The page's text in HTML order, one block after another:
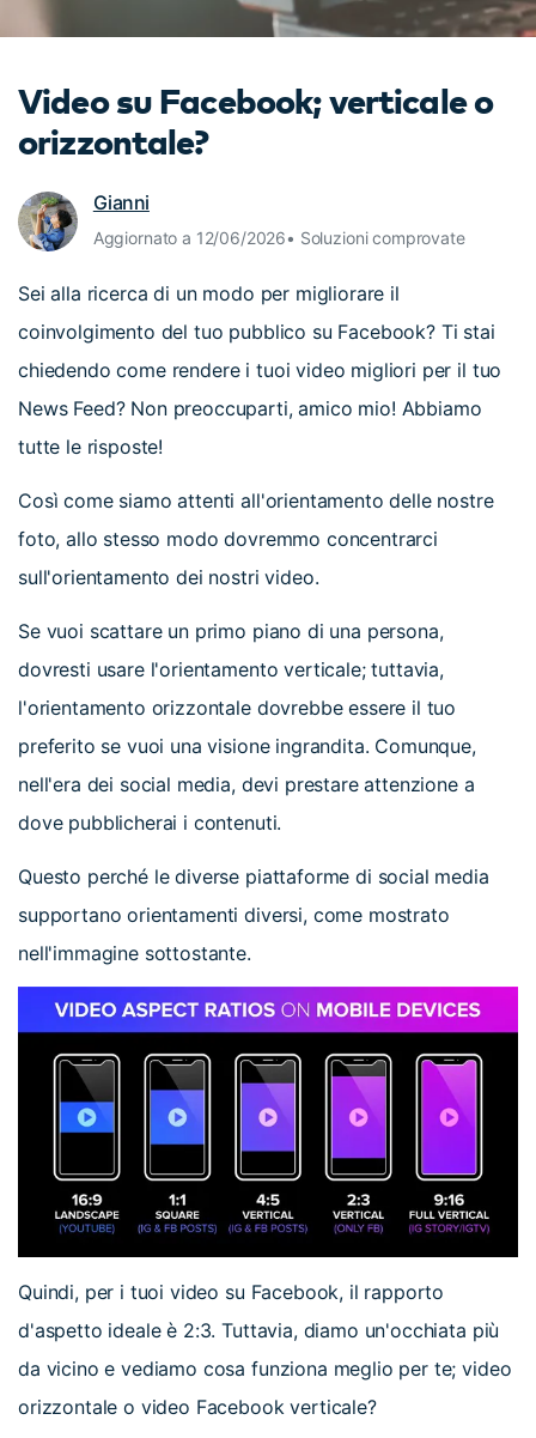
Tip per YouTube
Apprendimento
Video su Facebook; verticale o
orizzontale?
Gianni
Aggiornato a 12/06/2026• Soluzioni comprovate
Sei alla ricerca di un modo per migliorare il
coinvolgimento del tuo pubblico su Facebook? Ti stai
chiedendo come rendere i tuoi video migliori per il tuo
News Feed? Non preoccuparti, amico mio! Abbiamo
tutte le risposte!
Così come siamo attenti all'orientamento delle nostre
foto, allo stesso modo dovremmo concentrarci
sull'orientamento dei nostri video.
Se vuoi scattare un primo piano di una persona,
dovresti usare l'orientamento verticale; tuttavia,
l'orientamento orizzontale dovrebbe essere il tuo
preferito se vuoi una visione ingrandita. Comunque,
nell'era dei social media, devi prestare attenzione a
dove pubblicherai i contenuti.
Questo perché le diverse piattaforme di social media
supportano orientamenti diversi, come mostrato
nell'immagine sottostante.
Quindi, per i tuoi video su Facebook, il rapporto
d'aspetto ideale è 2:3. Tuttavia, diamo un'occhiata più
da vicino e vediamo cosa funziona meglio per te; video
orizzontale o video Facebook verticale?